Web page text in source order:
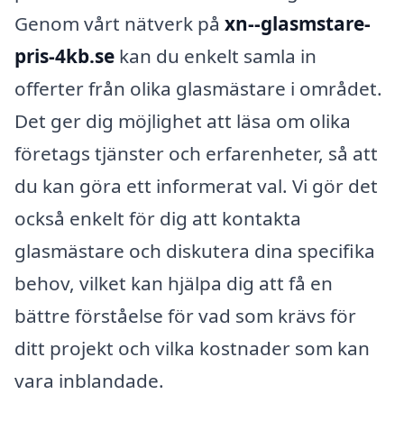
Genom vårt nätverk på xn--glasmstare-
pris-4kb.se kan du enkelt samla in
offerter från olika glasmästare i området.
Det ger dig möjlighet att läsa om olika
företags tjänster och erfarenheter, så att
du kan göra ett informerat val. Vi gör det
också enkelt för dig att kontakta
glasmästare och diskutera dina specifika
behov, vilket kan hjälpa dig att få en
bättre förståelse för vad som krävs för
ditt projekt och vilka kostnader som kan
vara inblandade.